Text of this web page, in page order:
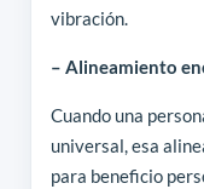
vibración.
– Alineamiento
Cuando una
universal, esa
para beneficio